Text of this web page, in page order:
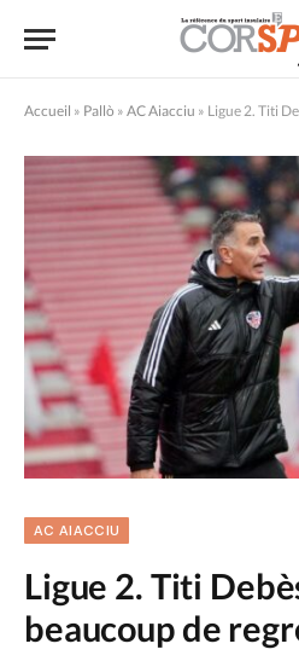
Accueil » Pallò » AC Aiacciu » Ligue 2. Titi
AC AIACCIU
Ligue 2. Titi
beaucoup de